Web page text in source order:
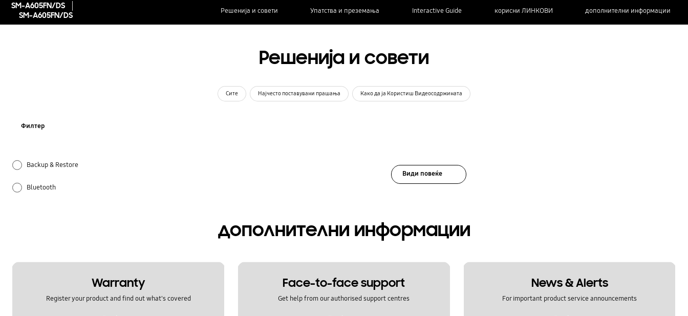
SM-A605FN/DS
SM-A605FN/DS
Решенија и совети Упатства и преземања Interactive Guide корисни ЛИНКОВИ дополнителни информации
Решенија и совети
Сите Најчесто поставувани прашања Како да ја Користиш Видеосодржината
Филтер
Backup & Restore
Bluetooth
Види повеќе
дополнителни информации
Warranty
Register your product and find out what's covered
Face-to-face support
Get help from our authorised support centres
News & Alerts
For important product service announcements